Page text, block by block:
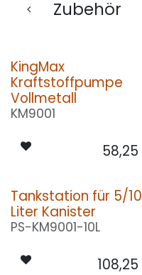
Zubehör
KingMax
Kraftstoffpumpe
Vollmetall
KM9001
58,25
Tankstation für 5/10
Liter Kanister
PS-KM9001-10L
108,25